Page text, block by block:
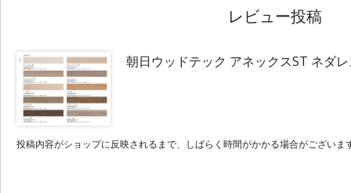
レビュー投稿
朝日ウッドテック アネックスST ネダ
投稿内容がショップに反映されるまで、しばらく時間がかかる場合がございま